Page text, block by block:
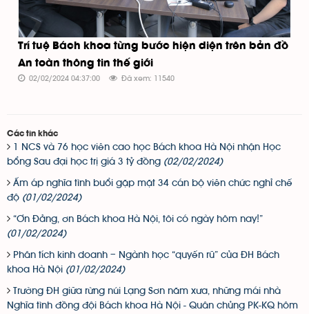
Trí tuệ Bách khoa từng bước hiện diện trên bản đồ
An toàn thông tin thế giới
02/02/2024 04:37:00 Đã xem: 11540
Các tin khác
1 NCS và 76 học viên cao học Bách khoa Hà Nội nhận Học
bổng Sau đại học trị giá 3 tỷ đồng (02/02/2024)
Ấm áp nghĩa tình buổi gặp mặt 34 cán bộ viên chức nghỉ chế
độ (01/02/2024)
“Ơn Đảng, ơn Bách khoa Hà Nội, tôi có ngày hôm nay!”
(01/02/2024)
Phân tích kinh doanh – Ngành học “quyến rũ” của ĐH Bách
khoa Hà Nội (01/02/2024)
Trường ĐH giữa rừng núi Lạng Sơn năm xưa, những mái nhà
Nghĩa tình đồng đội Bách khoa Hà Nội - Quân chủng PK-KQ hôm